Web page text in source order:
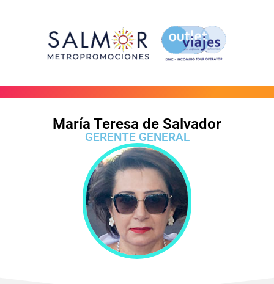
María Teresa de Salvador
GERENTE GENERAL